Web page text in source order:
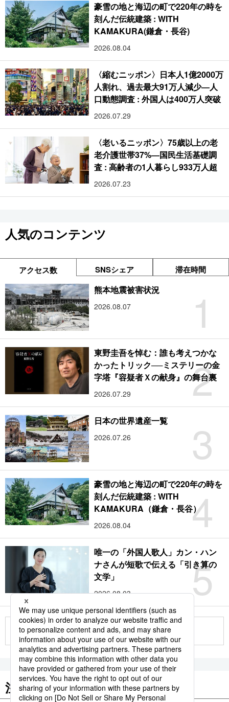
豪雪の地と海辺の町で220年の時を
刻んだ伝統建築 : WITH
KAMAKURA(鎌倉・長谷)
2026.08.04
〈縮むニッポン〉日本人1億2000万
人割れ、過去最大91万人減少―人
口動態調査 : 外国人は400万人突破
2026.07.29
〈老いるニッポン〉75歳以上の老
老介護世帯37%―国民生活基礎調
査 : 高齢者の1人暮らし933万人超
2026.07.23
人気のコンテンツ
アクセス数 SNSシェア 滞在時間
1
熊本地震被害状況
2026.08.07
2
東野圭吾を悼む：誰も考えつかな
かったトリック──ミステリーの金
字塔『容疑者Ｘの献身』の舞台裏
2026.07.29
3
日本の世界遺産一覧
2026.07.26
4
豪雪の地と海辺の町で220年の時を
刻んだ伝統建築 : WITH
KAMAKURA（鎌倉・長谷）
2026.08.04
5
唯一の「外国人歌人」カン・ハン
ナさんが短歌で伝える「引き算の
文学」
2026.08.03
もっと見る
注目のキーワード